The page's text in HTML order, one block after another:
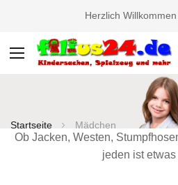
Herzlich
Navigation
Startseite Mädchen
Ob Jacken, Westen,
jeden ist